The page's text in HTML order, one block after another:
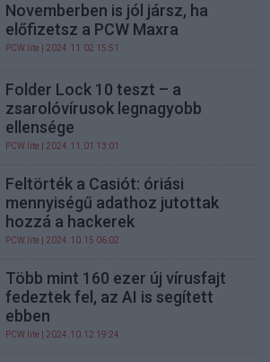
Novemberben is jól jársz, ha
előfizetsz a PCW Maxra
PCW.lite | 2024.11.02 15:51
Folder Lock 10 teszt – a
zsarolóvírusok legnagyobb
ellensége
PCW.lite | 2024.11.01 13:01
Feltörték a Casiót: óriási
mennyiségű adathoz jutottak
hozzá a hackerek
PCW.lite | 2024.10.15 06:02
Több mint 160 ezer új vírusfajt
fedeztek fel, az AI is segített
ebben
PCW.lite | 2024.10.12 19:24